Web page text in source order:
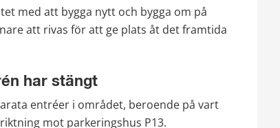
med att bygga nytt och bygga om på
att rivas för att ge plats åt det framtida
har stängt
entréer i området, beroende på vart
mot parkeringshus P13.